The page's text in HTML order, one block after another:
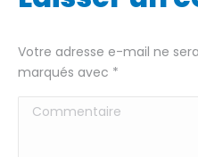
Votre adresse e-mail ne
marqués avec *
Commentaire